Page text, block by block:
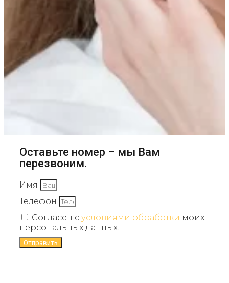
Оставьте номер – мы Вам
перезвоним.
Имя
Телефон
Согласен с условиями обработки моих
персональных данных.
Отправить